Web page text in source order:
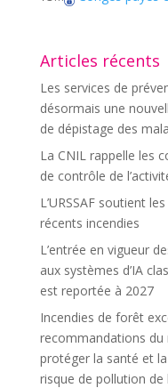
Articles récents
Les services de
désormais une
de dépistage des
La CNIL rappelle les
de contrôle de
L’URSSAF soutient
récents incendies
L’entrée en vigueur
aux systèmes d’IA
est reportée à 2027
Incendies de forêt
recommandations du
protéger la santé et
risque de pollution de